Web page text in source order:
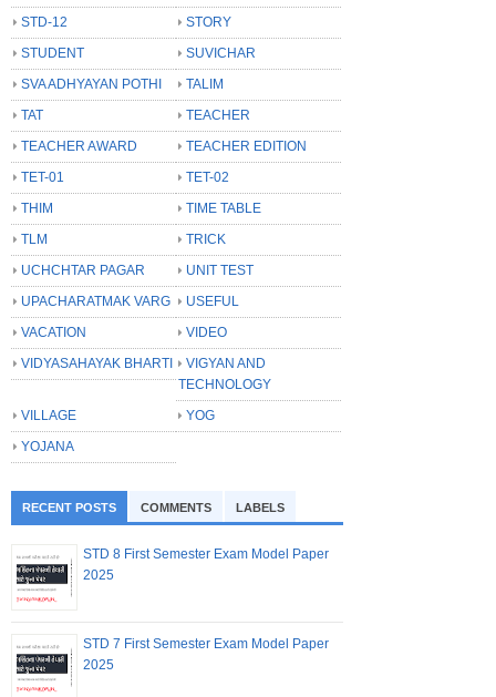
STD-12
STORY
STUDENT
SUVICHAR
SVA ADHYAYAN POTHI
TALIM
TAT
TEACHER
TEACHER AWARD
TEACHER EDITION
TET-01
TET-02
THIM
TIME TABLE
TLM
TRICK
UCHCHTAR PAGAR
UNIT TEST
UPACHARATMAK VARG
USEFUL
VACATION
VIDEO
VIDYASAHAYAK BHARTI
VIGYAN AND
TECHNOLOGY
VILLAGE
YOG
YOJANA
RECENT POSTS COMMENTS LABELS
STD 8 First Semester Exam Model Paper
2025
STD 7 First Semester Exam Model Paper
2025